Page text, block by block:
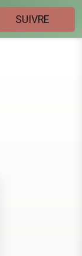
SUIVRE